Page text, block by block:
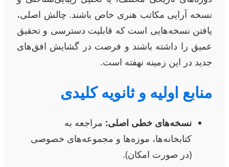
نسخه آرایی مکاتب هنری خاص باشند. چالش اصلی،
یافتن نسخه‌هایی است که قابلیت دسترسی و تحقیق
عمیق را داشته باشند و فرصت در گشایش افق‌های
جدید در این زمینه نهفته است.
منابع اولیه و ثانویه کلیدی
نسخه‌های خطی اصلی: مراجعه به
کتابخانه‌ها، موزه‌ها و مجموعه‌های خصوصی
(در صورت امکان).